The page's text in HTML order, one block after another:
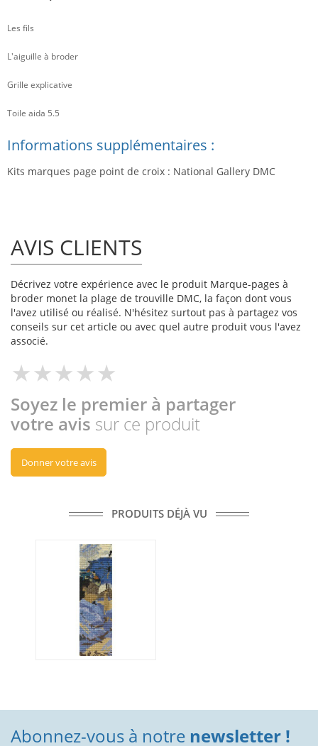
Les fils
L'aiguille à broder
Grille explicative
Toile aida 5.5
Informations supplémentaires :
Kits marques page point de croix : National Gallery DMC
AVIS CLIENTS
Décrivez votre expérience avec le produit Marque-pages à
broder monet la plage de trouville DMC, la façon dont vous
l'avez utilisé ou réalisé. N'hésitez surtout pas à partagez vos
conseils sur cet article ou avec quel autre produit vous l'avez
associé.
Soyez le premier à partager
votre avis sur ce produit
Donner votre avis
PRODUITS DÉJÀ VU
Abonnez-vous à notre newsletter !